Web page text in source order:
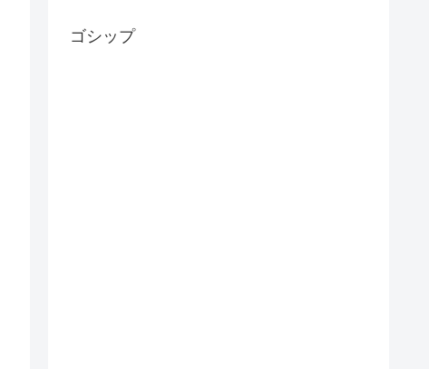
ゴシップ